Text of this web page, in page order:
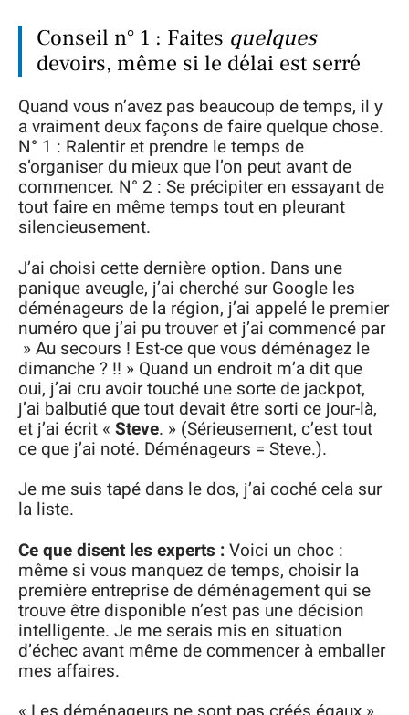
Conseil n° 1 : Faites quelques
devoirs, même si le délai est serré
Quand vous n’avez pas beaucoup de temps, il y
a vraiment deux façons de faire quelque chose.
N° 1 : Ralentir et prendre le temps de
s’organiser du mieux que l’on peut avant de
commencer. N° 2 : Se précipiter en essayant de
tout faire en même temps tout en pleurant
silencieusement.
J’ai choisi cette dernière option. Dans une
panique aveugle, j’ai cherché sur Google les
déménageurs de la région, j’ai appelé le premier
numéro que j’ai pu trouver et j’ai commencé par
» Au secours ! Est-ce que vous déménagez le
dimanche ? !! » Quand un endroit m’a dit que
oui, j’ai cru avoir touché une sorte de jackpot,
j’ai balbutié que tout devait être sorti ce jour-là,
et j’ai écrit « Steve. » (Sérieusement, c’est tout
ce que j’ai noté. Déménageurs = Steve.).
Je me suis tapé dans le dos, j’ai coché cela sur
la liste.
Ce que disent les experts :Voici un choc :
même si vous manquez de temps, choisir la
première entreprise de déménagement qui se
trouve être disponible n’est pas une décision
intelligente. Je me serais mis en situation
d’échec avant même de commencer à emballer
mes affaires.